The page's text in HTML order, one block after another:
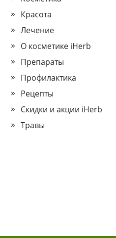
Красота
Лечение
О косметике iHerb
Препараты
Профилактика
Рецепты
Скидки и акции iHerb
Травы